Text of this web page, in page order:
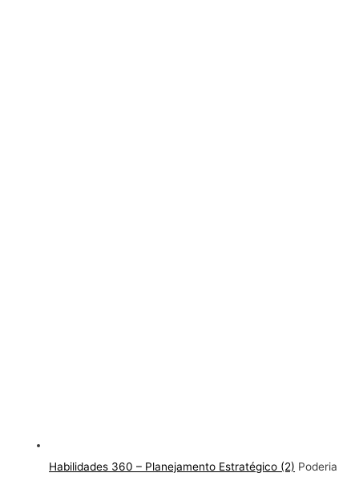
Habilidades 360 – Planejamento Estratégico (2) Poderia